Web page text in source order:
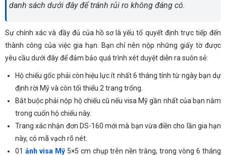
danh sách dưới đây để tránh rủi ro không đáng có.
Sự chính xác và đầy đủ của hồ sơ là yếu tố quyết định trực tiếp đến
thành công của việc gia hạn. Bạn chỉ nên nộp những giấy tờ được
yêu cầu dưới đây để đảm bảo quá trình xét duyệt diễn ra suôn sẻ:
Hộ chiếu gốc phải còn hiệu lực ít nhất 6 tháng tính từ ngày bạn dự
định rời Mỹ và còn tối thiểu 2 trang trống.
Bắt buộc phải nộp hộ chiếu cũ nếu visa Mỹ gần nhất của bạn nằm
trong cuốn hộ chiếu này.
Trang xác nhận đơn DS-160 mới mà bạn vừa điền cho lần gia hạn
này, có mã vạch rõ nét.
01 ảnh visa Mỹ5×5 cm chụp trên nền trắng, trong vòng 6 tháng